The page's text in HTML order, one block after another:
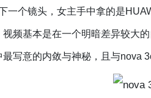
个镜头，女主手中拿的是
视频基本是在一个明暗差异较大
最写意的内敛与神秘，且与nova